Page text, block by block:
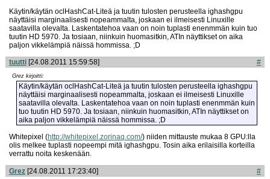
Käytin/käytän oclHashCat-Liteä ja tuutin tulosten perusteella ighashgpu
näyttäisi marginaalisesti nopeammalta, joskaan ei ilmeisesti Linuxille
saatavilla olevalta. Laskentatehoa vaan on noin tuplasti enenmmän kuin tuo
tuutin HD 5970. Ja tosiaan, niinkuin huomasitkin, ATIn näyttikset on aika
paljon vikkelämpiä näissä hommissa. ;D
tuutti [24.08.2011 15:59:58] #
Grez kirjoitti:
Käytin/käytän oclHashCat-Liteä ja tuutin tulosten perusteella ighashgpu
näyttäisi marginaalisesti nopeammalta, joskaan ei ilmeisesti Linuxille
saatavilla olevalta. Laskentatehoa vaan on noin tuplasti enenmmän kuin
tuo tuutin HD 5970. Ja tosiaan, niinkuin huomasitkin, ATIn näyttikset on
aika paljon vikkelämpiä näissä hommissa. ;D
Whitepixel (http://whitepixel.zorinaq.com/) niiden mittauste mukaa 8 GPU:lla
olis melkee tuplasti nopeempi mitä ighashgpu. Tosin aika erilaisilla korteilla
verrattu noita keskenään.
Grez [24.08.2011 17:23:40] #